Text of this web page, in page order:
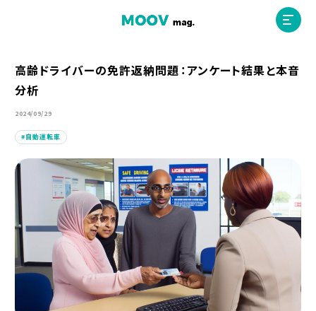
ホーム
MOOVマガジン利用規約
お問合せ
人材募集（ライター、配車スタッフ、デザイナー）
高齢ドライバーの免許返納問題：アンケート結果と本音
分析
2024/09/29
自動運転車